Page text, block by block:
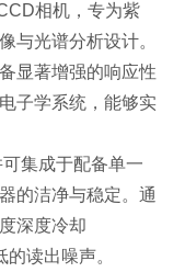
相机，专为紫
与光谱分析设计。
显著增强的响应性
子学系统，能够实
集成于配备单一
的洁净与稳定。通
深度冷却
读出噪声。